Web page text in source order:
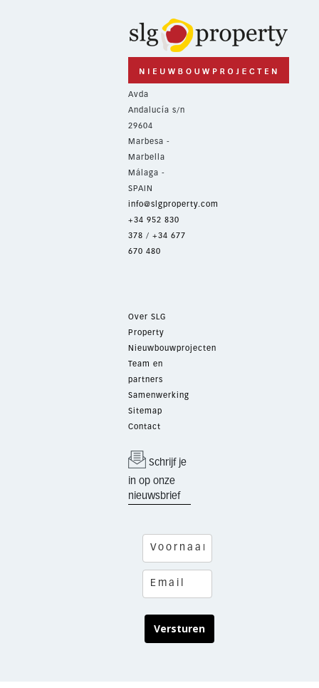
Avda
Andalucía s/n
29604
Marbesa -
Marbella
Málaga -
SPAIN
info@slgproperty.com
+34 952 830
378 / +34 677
670 480
Over SLG
Property
Nieuwbouwprojecten
Team en
partners
Samenwerking
Sitemap
Contact
Schrijf je
in op onze
nieuwsbrief
Versturen